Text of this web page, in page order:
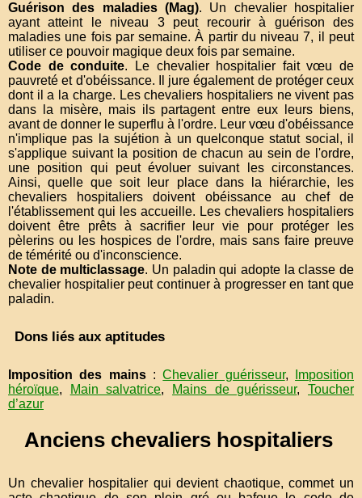
Guérison des maladies (Mag). Un chevalier hospitalier
ayant atteint le niveau 3 peut recourir à guérison des
maladies une fois par semaine. À partir du niveau 7, il peut
utiliser ce pouvoir magique deux fois par semaine.
Code de conduite. Le chevalier hospitalier fait vœu de
pauvreté et d'obéissance. Il jure également de protéger ceux
dont il a la charge. Les chevaliers hospitaliers ne vivent pas
dans la misère, mais ils partagent entre eux leurs biens,
avant de donner le superflu à l'ordre. Leur vœu d'obéissance
n'implique pas la sujétion à un quelconque statut social, il
s'applique suivant la position de chacun au sein de l'ordre,
une position qui peut évoluer suivant les circonstances.
Ainsi, quelle que soit leur place dans la hiérarchie, les
chevaliers hospitaliers doivent obéissance au chef de
l'établissement qui les accueille. Les chevaliers hospitaliers
doivent être prêts à sacrifier leur vie pour protéger les
pèlerins ou les hospices de l'ordre, mais sans faire preuve
de témérité ou d'inconscience.
Note de multiclassage. Un paladin qui adopte la classe de
chevalier hospitalier peut continuer à progresser en tant que
paladin.
Dons liés aux aptitudes
Imposition des mains:Chevalier guérisseur,
Imposition
héroïque, Main salvatrice, Mains de guérisseur,Toucher
d’azur
Anciens chevaliers hospitaliers
Un chevalier hospitalier qui devient chaotique, commet un